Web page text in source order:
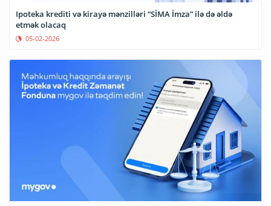
Ipoteka krediti və kirayə mənzilləri “SİMA İmza” ilə də əldə
etmək olacaq
05-02-2026